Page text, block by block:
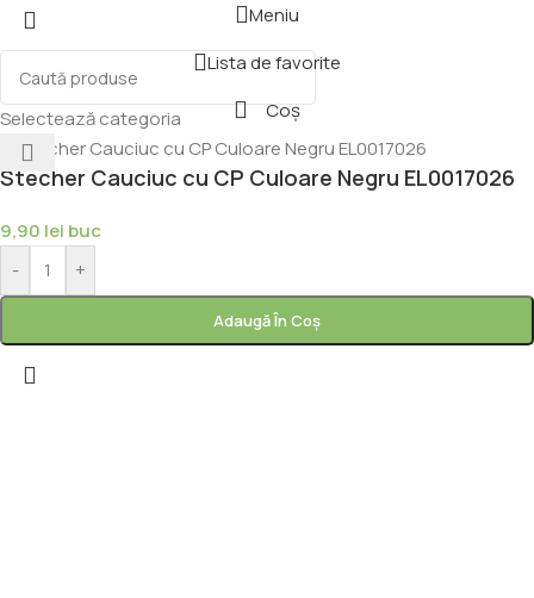
Selectează categoria
Meniu
Lista de favorite
Coș
Stecher Cauciuc cu CP Culoare Negru EL0017026
9,90 lei buc
-
+
Adaugă În Coș